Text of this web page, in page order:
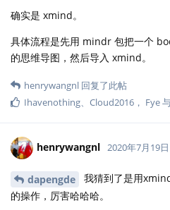
确实是 xmind。
具体流程是先用 mindr 包把一个
的思维导图，然后导入 xmind。
henrywangnl 回复了此帖
Ihavenothing、 Cloud2016 ， Fye
henrywangnl 2020年7月19日
dapengde
我猜到了是用
的操作，厉害哈哈哈。